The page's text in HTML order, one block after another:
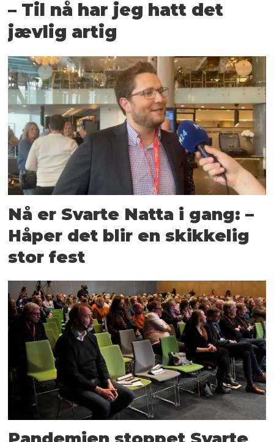
– Til nå har jeg hatt det
jævlig artig
Nå er Svarte Natta i gang: –
Håper det blir en skikkelig
stor fest